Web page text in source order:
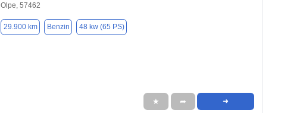
Olpe, 57462
29.900 km Benzin 48 kw (65 PS)
★ ➦ ➜